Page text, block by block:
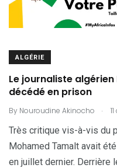
ALGÉRIE
Le journaliste
décédé en prison
By Nouroudine Akinocho .
Très critique vis-à-vis du
Mohamed Tamalt avait
en juillet dernier. Derrière